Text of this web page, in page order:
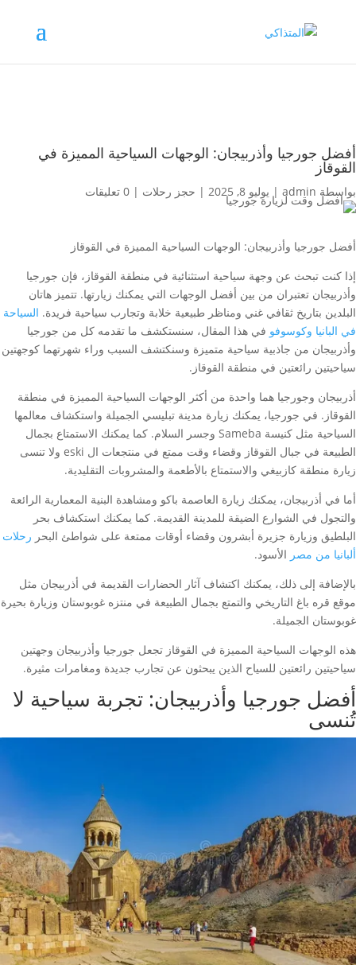
أفضل جورجيا وأذربيجان: الوجهات السياحية المميزة في
القوقاز
بواسطة admin
| يوليو 8, 2025 | حجز رحلات | 0 تعليقات
أفضل جورجيا وأذربيجان: الوجهات السياحية المميزة في القوقاز
إذا كنت تبحث عن وجهة سياحية استثنائية في منطقة القوقاز، فإن جورجيا
وأذربيجان تعتبران من بين أفضل الوجهات التي يمكنك زيارتها. تتميز هاتان
البلدين بتاريخ ثقافي غني ومناظر طبيعية خلابة وتجارب سياحية فريدة. السياحة
في البانيا وكوسوفو في هذا المقال، سنستكشف ما تقدمه كل من جورجيا
وأذربيجان من جاذبية سياحية متميزة وسنكتشف السبب وراء شهرتهما كوجهتين
سياحيتين رائعتين في منطقة القوقاز.
أذربيجان وجورجيا هما واحدة من أكثر الوجهات السياحية المميزة في منطقة
القوقاز. في جورجيا، يمكنك زيارة مدينة تبليسي الجميلة واستكشاف معالمها
السياحية مثل كنيسة Sameba وجسر السلام. كما يمكنك الاستمتاع بجمال
الطبيعة في جبال القوقاز وقضاء وقت ممتع في منتجعات ال eski ولا تنسى
زيارة منطقة كازبيغي والاستمتاع بالأطعمة والمشروبات التقليدية.
أما في أذربيجان، يمكنك زيارة العاصمة باكو ومشاهدة البنية المعمارية الرائعة
والتجول في الشوارع الضيقة للمدينة القديمة. كما يمكنك استكشاف بحر
البلطيق وزيارة جزيرة أبشرون وقضاء أوقات ممتعة على شواطئ البحر رحلات
ألبانيا من مصر الأسود.
بالإضافة إلى ذلك، يمكنك اكتشاف آثار الحضارات القديمة في أذربيجان مثل
موقع قره باغ التاريخي والتمتع بجمال الطبيعة في منتزه غوبوستان وزيارة بحيرة
غوبوستان الجميلة.
هذه الوجهات السياحية المميزة في القوقاز تجعل جورجيا وأذربيجان وجهتين
سياحيتين رائعتين للسياح الذين يبحثون عن تجارب جديدة ومغامرات مثيرة.
أفضل جورجيا وأذربيجان: تجربة سياحية لا
تُنسى